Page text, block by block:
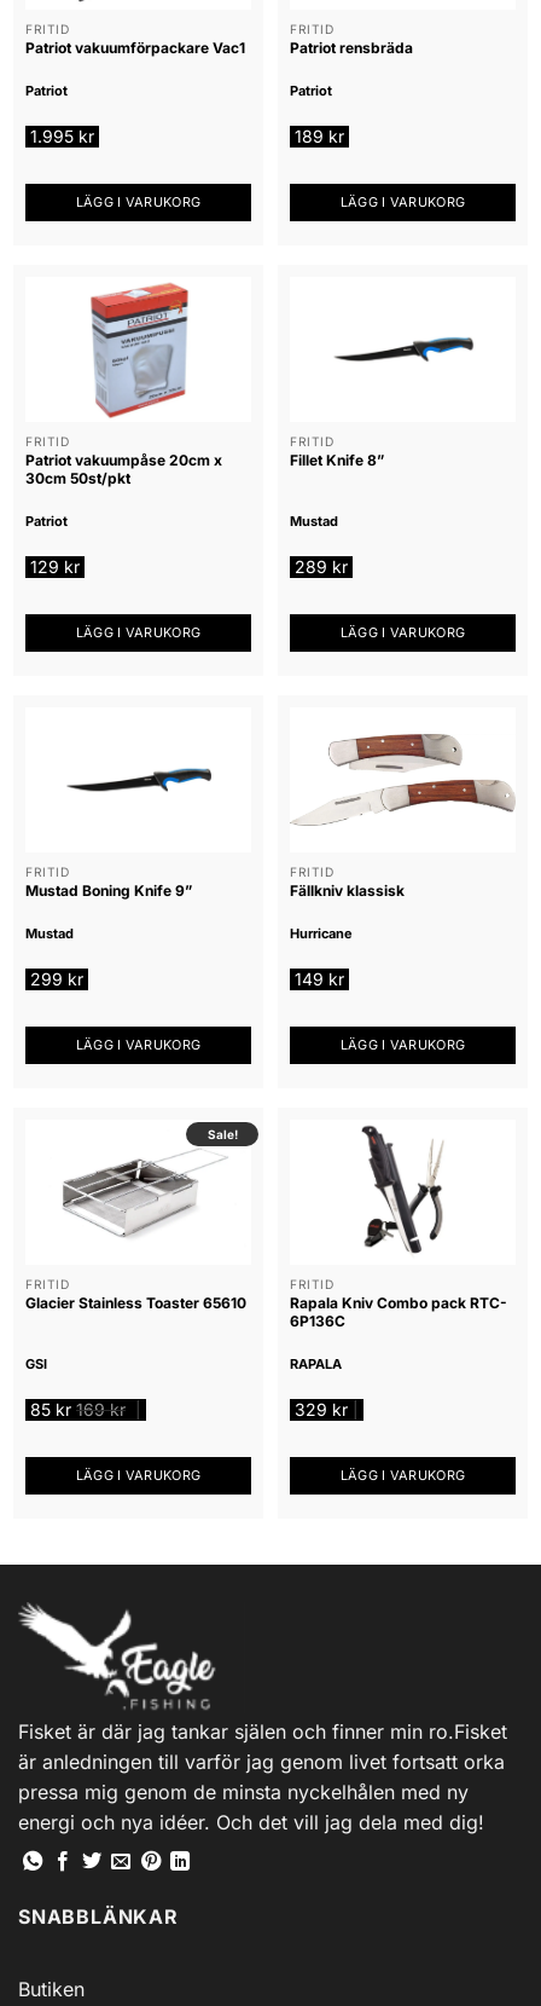
FRITID
Patriot vakuumförpackare Vac1
Patriot
1.995 kr
LÄGG I VARUKORG
FRITID
Patriot rensbräda
Patriot
189 kr
LÄGG I VARUKORG
FRITID
Patriot vakuumpåse 20cm x
30cm 50st/pkt
Patriot
129 kr
LÄGG I VARUKORG
FRITID
Fillet Knife 8”
Mustad
289 kr
LÄGG I VARUKORG
FRITID
Mustad Boning Knife 9”
Mustad
299 kr
LÄGG I VARUKORG
FRITID
Fällkniv klassisk
Hurricane
149 kr
LÄGG I VARUKORG
Sale!
FRITID
Glacier Stainless Toaster 65610
GSI
85 kr 169kr
LÄGG I VARUKORG
FRITID
Rapala Kniv Combo pack RTC-
6P136C
RAPALA
329 kr
LÄGG I VARUKORG
Fisket är där jag tankar själen och finner min ro.Fisket
är anledningen till varför jag genom livet fortsatt orka
pressa mig genom de minsta nyckelhålen med ny
energi och nya idéer. Och det vill jag dela med dig!
SNABBLÄNKAR
Butiken